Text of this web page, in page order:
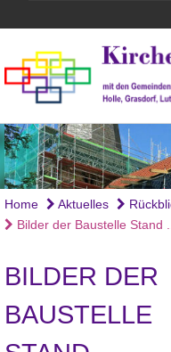
Home Aktuelles
Bilder der Baustelle Stand ...
BILDER DER
BAUSTELLE